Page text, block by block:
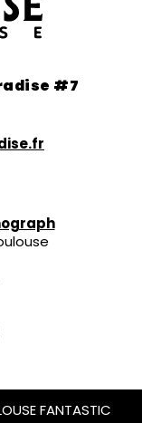
#7
FANTASTIC